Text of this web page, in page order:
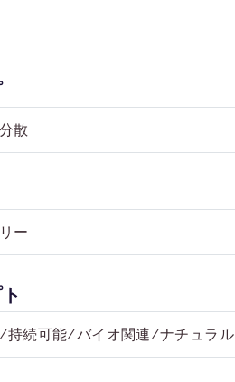
散
ー
持続可能/バイオ関連/ナチュラル